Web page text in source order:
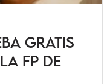
gratis
FP de